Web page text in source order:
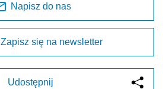
Napisz do nas
Zapisz się na newsletter
Udostępnij